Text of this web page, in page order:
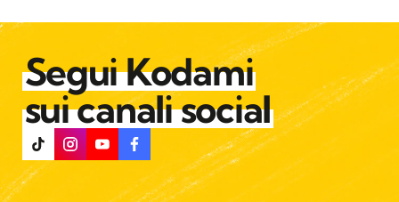
Segui Kodami
sui canali social